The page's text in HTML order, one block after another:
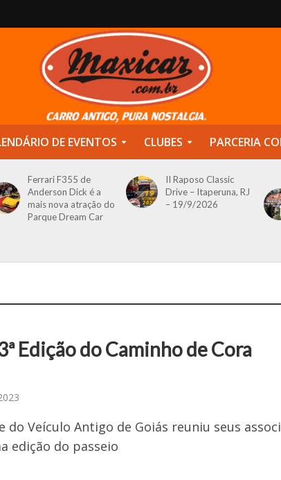
DE EVENTOS CLUBES PARCERIA
Ferrari F355 de
Anderson Dick é a
mais nova atração do
Parque Dream Car
II Raposo Classic
Drive – Itaperuna, RJ
– 19/9/2026
Edição do Caminho de Cora
do Veículo Antigo de Goiás reuniu seus
edição do passeio